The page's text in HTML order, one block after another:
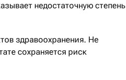
недостаточную степень
здравоохранения. Не
сохраняется риск